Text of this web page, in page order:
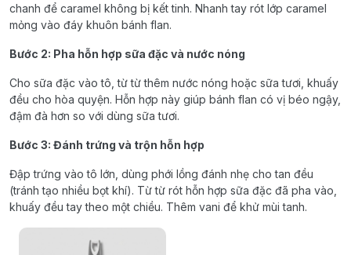
chanh để caramel không bị kết tinh. Nhanh tay rót lớp caramel
mỏng vào đáy khuôn bánh flan.
Bước 2: Pha hỗn hợp sữa đặc và nước nóng
Cho sữa đặc vào tô, từ từ thêm nước nóng hoặc sữa tươi, khuấy
đều cho hòa quyện. Hỗn hợp này giúp bánh flan có vị béo ngậy,
đậm đà hơn so với dùng sữa tươi.
Bước 3: Đánh trứng và trộn hỗn hợp
Đập trứng vào tô lớn, dùng phới lồng đánh nhẹ cho tan đều
(tránh tạo nhiều bọt khí). Từ từ rót hỗn hợp sữa đặc đã pha vào,
khuấy đều tay theo một chiều. Thêm vani để khử mùi tanh.